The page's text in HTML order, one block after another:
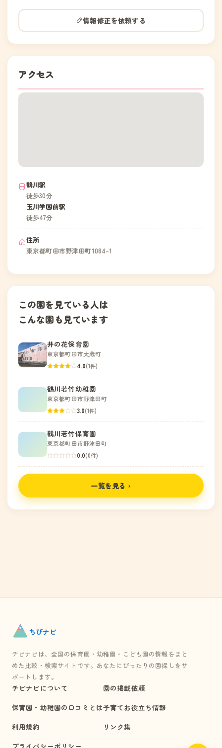
情報修正を依頼する
アクセス
鶴川駅
徒歩30分
玉川学園前駅
徒歩47分
住所
東京都町田市野津田町1084-1
この園を見ている人は
こんな園も見ています
井の花保育園
東京都町田市大蔵町
4.0(1件)
鶴川若竹幼稚園
東京都町田市野津田町
3.0(1件)
鶴川若竹保育園
東京都町田市野津田町
0.0(0件)
一覧を見る ›
ちびナビ
チビナビは、全国の保育園・幼稚園・こども園の情報をまと
めた比較・検索サイトです。あなたにぴったりの園探しをサ
ポートします。
チビナビについて
保育園・幼稚園の口コミとは
利用規約
プライバシーポリシー
園の掲載依頼
子育てお役立ち情報
リンク集